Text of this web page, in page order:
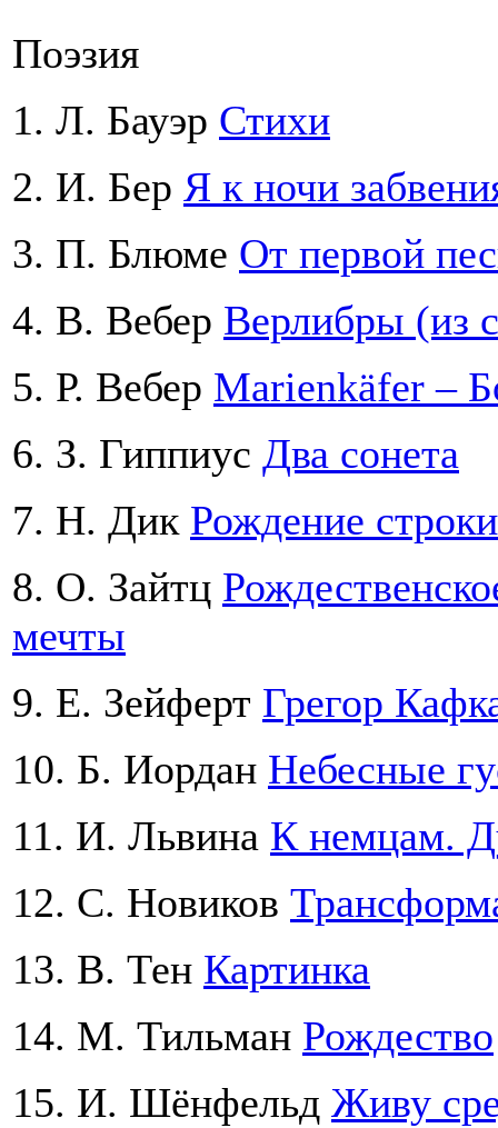
Поэзия
1. Л. Бауэр Стихи
2. И. Бер Я к ночи
3. П. Блюме От первой
4. В. Вебер Верлибры (из
5. Р. Вебер Marienkäfer –
6. З. Гиппиус Два сонета
7. Н. Дик Рождение
8. О. Зайтц
мечты
9. Е. Зейферт Грегор
10. Б. Иордан Небесные
11. И. Львина К немцам.
12. C. Новиков
13. В. Тен Картинка
14. М. Тильман Рождество
15. И. Шёнфельд Живу